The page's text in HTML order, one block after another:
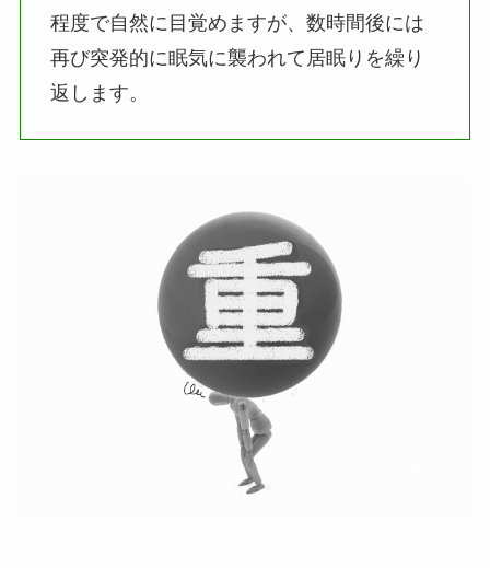
程度で自然に目覚めますが、数時間後には
再び突発的に眠気に襲われて居眠りを繰り
返します。